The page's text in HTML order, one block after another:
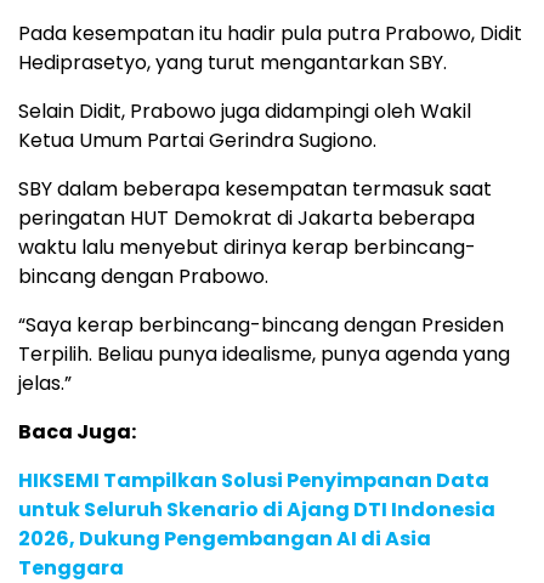
Pada kesempatan itu hadir pula putra Prabowo, Didit
Hediprasetyo, yang turut mengantarkan SBY.
Selain Didit, Prabowo juga didampingi oleh Wakil
Ketua Umum Partai Gerindra Sugiono.
SBY dalam beberapa kesempatan termasuk saat
peringatan HUT Demokrat di Jakarta beberapa
waktu lalu menyebut dirinya kerap berbincang-
bincang dengan Prabowo.
“Saya kerap berbincang-bincang dengan Presiden
Terpilih. Beliau punya idealisme, punya agenda yang
jelas.”
Baca Juga:
HIKSEMI Tampilkan Solusi Penyimpanan Data
untuk Seluruh Skenario di Ajang DTI Indonesia
2026, Dukung Pengembangan AI di Asia
Tenggara